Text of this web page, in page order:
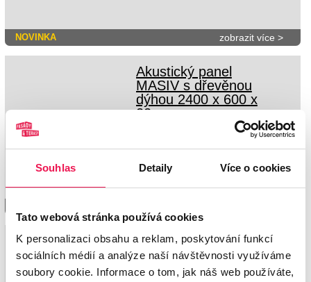
Souhlas Detaily Více o cookies
Tato webová stránka používá cookies
K personalizaci obsahu a reklam, poskytování funkcí
sociálních médií a analýze naší návštěvnosti využíváme
soubory cookie. Informace o tom, jak náš web používáte,
NOVINKA zobrazit více >
Akustický panel
MASIV s dřevěnou
dýhou 2400 x 600 x
22 mm
Lamelový akustický panel MASIV s
dřevěnou dýhou na povrchu a lamelou z
místnosti. 5 variant dekorů.
Modulární akustické
panely SMART 520 x
520 mm a 1040 x 520